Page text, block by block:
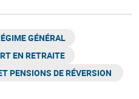
GÉNÉRAL​
EN RETRAITE​
PENSIONS DE RÉVERSION